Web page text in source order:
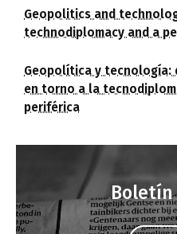
Geopolitics and
technodiplomacy and a
Geopolítica y tecnología:
en torno a la
periférica
Boletín